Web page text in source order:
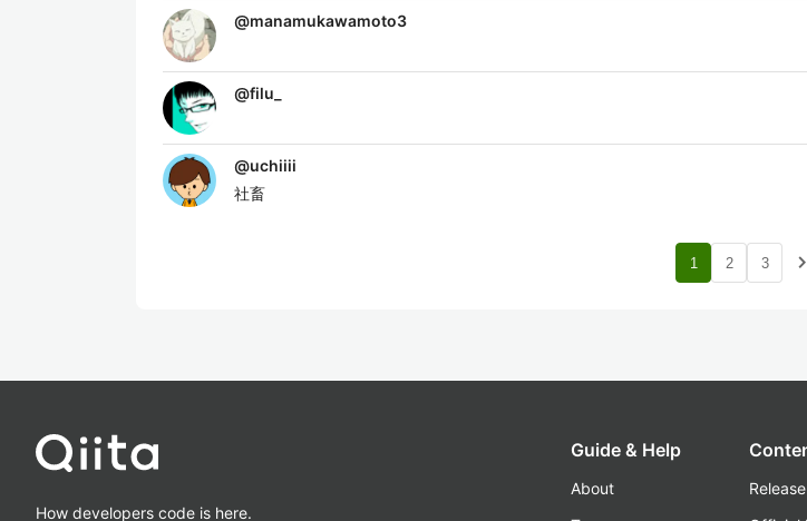
@manamukawamoto3
@filu_
@uchiiii
社畜
1 2 3 navigate_next
How developers code is here.
Guide & Help
About